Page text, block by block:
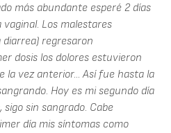
más abundante esperé 2 días
Los malestares
diarrea) regresaron
dosis los dolores estuvieron
la vez anterior... Así fue hasta la
Hoy es mi segundo día
sin sangrado. Cabe
día mis síntomas como